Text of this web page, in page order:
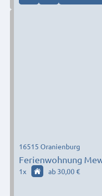
Ferienwohnung
16515 Oranienburg
1x ab 30,00 €